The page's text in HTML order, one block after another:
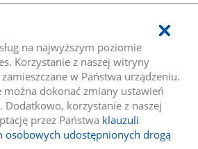
na najwyższym poziomie
Korzystanie z naszej witryny
w Państwa urządzeniu.
dokonać zmiany ustawień
Dodatkowo, korzystanie z naszej
przez Państwa klauzuli
osobowych udostępnionych drogą